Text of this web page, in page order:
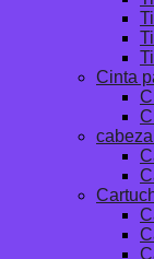
Cinta